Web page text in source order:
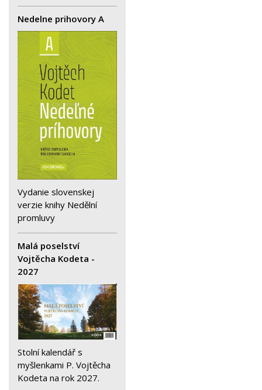
Nedelne prihovory A
Vydanie slovenskej
verzie knihy Nedělní
promluvy
Malá poselství
Vojtěcha Kodeta -
2027
Stolní kalendář s
myšlenkami P. Vojtěcha
Kodeta na rok 2027.